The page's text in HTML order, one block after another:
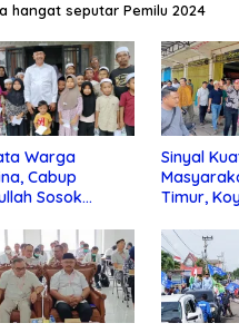
hangat seputar Pemilu 2024
Warga
Cabup
Sosok
Sinyal
Timur,
di Kotim